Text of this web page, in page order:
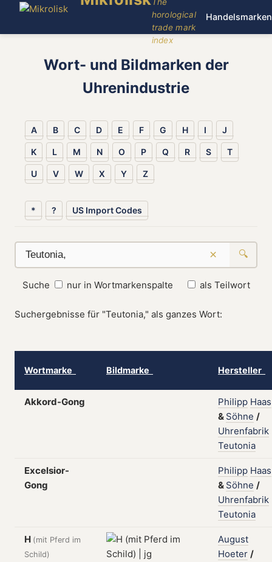
horological
trade mark
index
Handelsmarken
Wort- und Bildmarken der
Uhrenindustrie
A B C D E F G H I J
K L M N O P Q R S T
U V W X Y Z
* ? US Import Codes
× 🔍
Suche nur in Wortmarkenspalte als Teilwort
Suchergebnisse für "Teutonia," als ganzes Wort:
Wortmarke Bildmarke Hersteller
Akkord-Gong Philipp Haas
& Söhne /
Uhrenfabrik
Teutonia
Excelsior-
Gong
Philipp Haas
& Söhne /
Uhrenfabrik
Teutonia
H (mit Pferd im
Schild)
August
Hoeter /